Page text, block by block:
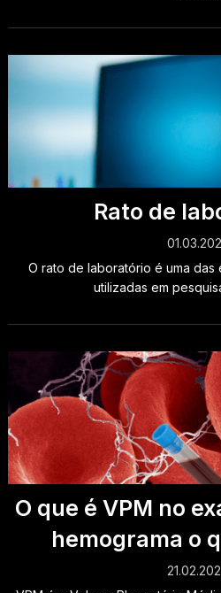
Rato de
O rato de laboratório é uma das
utilizadas em
O que é VPM no
hemograma o